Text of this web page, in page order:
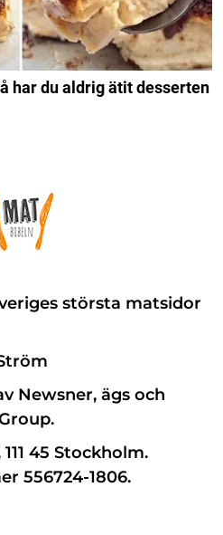
har du aldrig ätit desserten
största matsidor
Newsner, ägs och
45 Stockholm.
556724-1806.